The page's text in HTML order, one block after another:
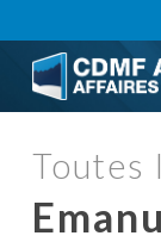
to
main
content
Toutes